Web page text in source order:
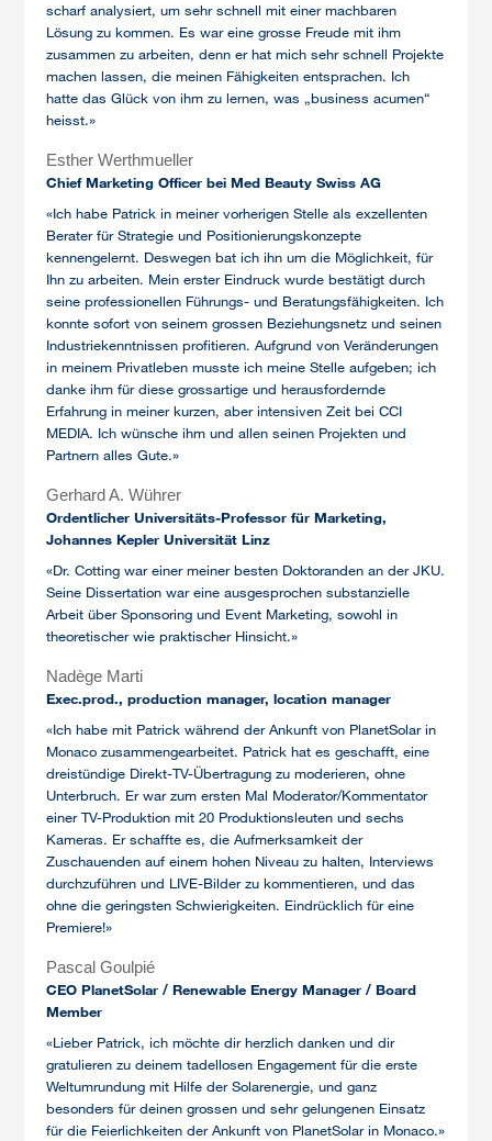
scharf analysiert, um sehr schnell mit einer machbaren
Lösung zu kommen. Es war eine grosse Freude mit ihm
zusammen zu arbeiten, denn er hat mich sehr schnell Projekte
machen lassen, die meinen Fähigkeiten entsprachen. Ich
hatte das Glück von ihm zu lernen, was „business acumen“
heisst.»
Esther Werthmueller
Chief Marketing Officer bei Med Beauty Swiss AG
«Ich habe Patrick in meiner vorherigen Stelle als exzellenten
Berater für Strategie und Positionierungskonzepte
kennengelernt. Deswegen bat ich ihn um die Möglichkeit, für
Ihn zu arbeiten. Mein erster Eindruck wurde bestätigt durch
seine professionellen Führungs- und Beratungsfähigkeiten. Ich
konnte sofort von seinem grossen Beziehungsnetz und seinen
Industriekenntnissen profitieren. Aufgrund von Veränderungen
in meinem Privatleben musste ich meine Stelle aufgeben; ich
danke ihm für diese grossartige und herausfordernde
Erfahrung in meiner kurzen, aber intensiven Zeit bei CCI
MEDIA. Ich wünsche ihm und allen seinen Projekten und
Partnern alles Gute.»
Gerhard A. Wührer
Ordentlicher Universitäts-Professor für Marketing,
Johannes Kepler Universität Linz
«Dr. Cotting war einer meiner besten Doktoranden an der JKU.
Seine Dissertation war eine ausgesprochen substanzielle
Arbeit über Sponsoring und Event Marketing, sowohl in
theoretischer wie praktischer Hinsicht.»
Nadège Marti
Exec.prod., production manager, location manager
«Ich habe mit Patrick während der Ankunft von PlanetSolar in
Monaco zusammengearbeitet. Patrick hat es geschafft, eine
dreistündige Direkt-TV-Übertragung zu moderieren, ohne
Unterbruch. Er war zum ersten Mal Moderator/Kommentator
einer TV-Produktion mit 20 Produktionsleuten und sechs
Kameras. Er schaffte es, die Aufmerksamkeit der
Zuschauenden auf einem hohen Niveau zu halten, Interviews
durchzuführen und LIVE-Bilder zu kommentieren, und das
ohne die geringsten Schwierigkeiten. Eindrücklich für eine
Premiere!»
Pascal Goulpié
CEO PlanetSolar / Renewable Energy Manager / Board
Member
«Lieber Patrick, ich möchte dir herzlich danken und dir
gratulieren zu deinem tadellosen Engagement für die erste
Weltumrundung mit Hilfe der Solarenergie, und ganz
besonders für deinen grossen und sehr gelungenen Einsatz
für die Feierlichkeiten der Ankunft von PlanetSolar in Monaco.»